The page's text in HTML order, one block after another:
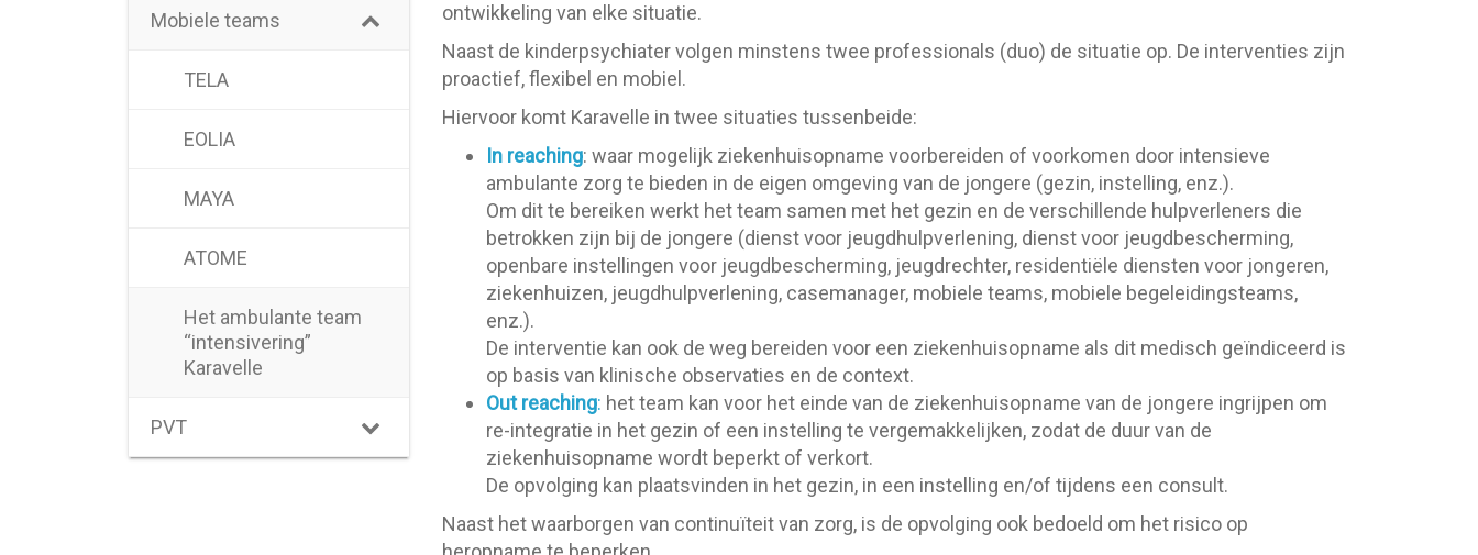
Mobiele teams
TELA
EOLIA
MAYA
ATOME
Het ambulante team
“intensivering”
Karavelle
PVT
ontwikkeling van elke situatie.
Naast de kinderpsychiater volgen minstens twee professionals (duo) de situatie op. De interventies zijn
proactief, flexibel en mobiel.
Hiervoor komt Karavelle in twee situaties tussenbeide:
In reaching: waar mogelijk ziekenhuisopname voorbereiden of voorkomen door intensieve
ambulante zorg te bieden in de eigen omgeving van de jongere (gezin, instelling, enz.).
Om dit te bereiken werkt het team samen met het gezin en de verschillende hulpverleners die
betrokken zijn bij de jongere (dienst voor jeugdhulpverlening, dienst voor jeugdbescherming,
openbare instellingen voor jeugdbescherming, jeugdrechter, residentiële diensten voor jongeren,
ziekenhuizen, jeugdhulpverlening, casemanager, mobiele teams, mobiele begeleidingsteams,
enz.).
De interventie kan ook de weg bereiden voor een ziekenhuisopname als dit medisch geïndiceerd is
op basis van klinische observaties en de context.
Out reaching: het team kan voor het einde van de ziekenhuisopname van de jongere ingrijpen om
re-integratie in het gezin of een instelling te vergemakkelijken, zodat de duur van de
ziekenhuisopname wordt beperkt of verkort.
De opvolging kan plaatsvinden in het gezin, in een instelling en/of tijdens een consult.
Naast het waarborgen van continuïteit van zorg, is de opvolging ook bedoeld om het risico op